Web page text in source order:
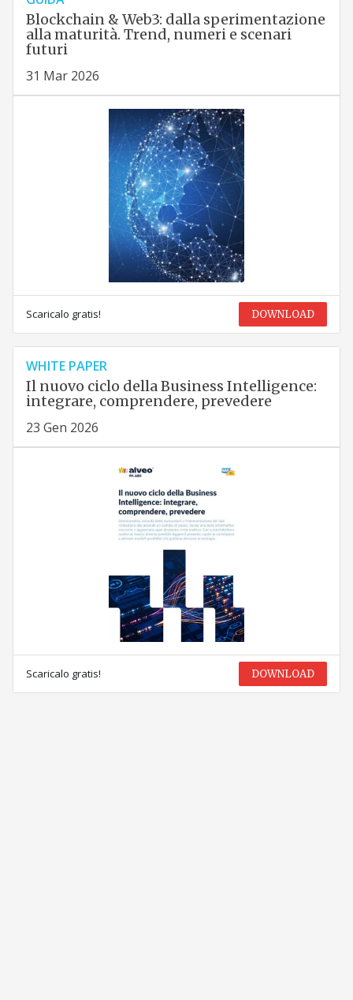
Blockchain & Web3: dalla sperimentazione
alla maturità. Trend, numeri e scenari
futuri
31 Mar 2026
Scaricalo gratis! DOWNLOAD
WHITE PAPER
Il nuovo ciclo della Business Intelligence:
integrare, comprendere, prevedere
23 Gen 2026
Scaricalo gratis! DOWNLOAD